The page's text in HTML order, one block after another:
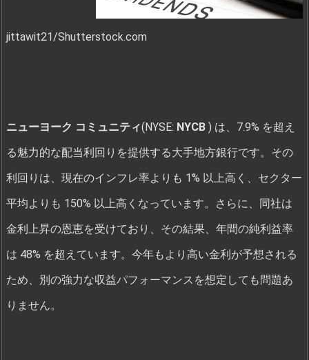
jittawit21/Shutterstock.com
ニューヨーク コミュニティ(NYSE: NYCB ) は、7.9% を超え
る魅力的な配当利回りを提供する大手地方銀行です。その
利回りは、現在のインフレ率よりも 1% 以上高く、セクター
平均よりも 150% 以上高くなっています。さらに、同社は
金利上昇の恩恵を受けており、その結果、年間の純利益率
は 48% を超えています。今年もより高い金利が予想される
ため、別の強力な収益パフォーマンスを想定しても問題あ
りません。